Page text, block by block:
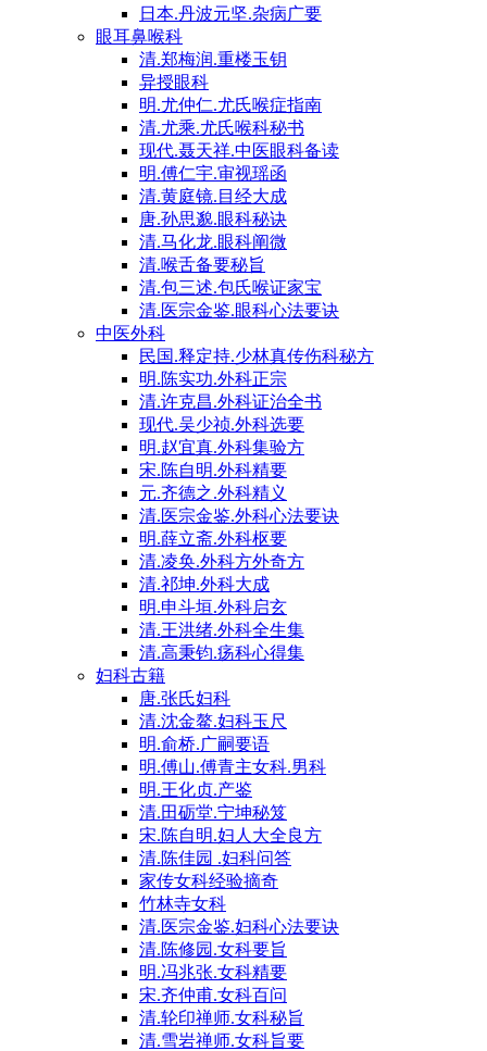
日本.丹波元坚.杂病广要
眼耳鼻喉科
清.郑梅润.重楼玉钥
异授眼科
明.尤仲仁.尤氏喉症指南
清.尤乘.尤氏喉科秘书
现代.聂天祥.中医眼科备读
明.傅仁宇.审视瑶函
清.黄庭镜.目经大成
唐.孙思邈.眼科秘诀
清.马化龙.眼科阐微
清.喉舌备要秘旨
清.包三述.包氏喉证家宝
清.医宗金鉴.眼科心法要诀
中医外科
民国.释定持.少林真传伤科秘方
明.陈实功.外科正宗
清.许克昌.外科证治全书
现代.吴少祯.外科选要
明.赵宜真.外科集验方
宋.陈自明.外科精要
元.齐德之.外科精义
清.医宗金鉴.外科心法要诀
明.薛立斋.外科枢要
清.凌奂.外科方外奇方
清.祁坤.外科大成
明.申斗垣.外科启玄
清.王洪绪.外科全生集
清.高秉钧.疡科心得集
妇科古籍
唐.张氏妇科
清.沈金鳌.妇科玉尺
明.俞桥.广嗣要语
明.傅山.傅青主女科.男科
明.王化贞.产鉴
清.田砺堂.宁坤秘笈
宋.陈自明.妇人大全良方
清.陈佳园 .妇科问答
家传女科经验摘奇
竹林寺女科
清.医宗金鉴.妇科心法要诀
清.陈修园.女科要旨
明.冯兆张.女科精要
宋.齐仲甫.女科百问
清.轮印禅师.女科秘旨
清.雪岩禅师.女科旨要